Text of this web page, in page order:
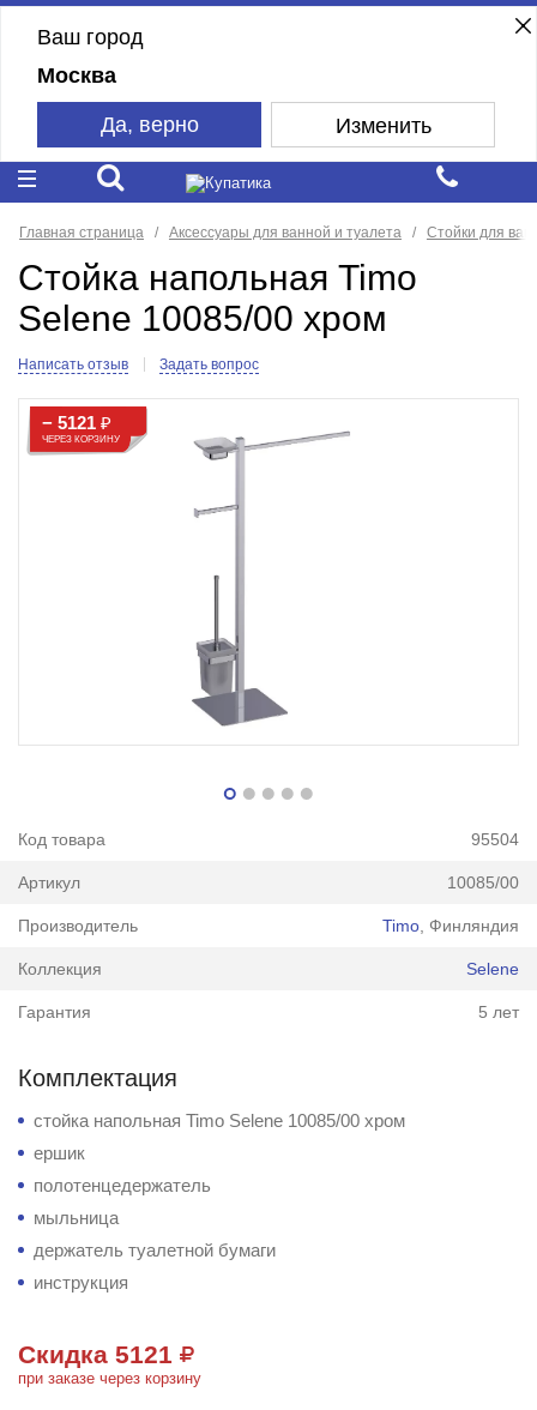
Ваш город
Москва
Да, верно Изменить
Главная страница Аксессуары для ванной и туалета Стойки для
Стойка напольная Timo
Selene 10085/00 хром
Написать отзыв Задать вопрос
− 5121₽
ЧЕРЕЗ КОРЗИНУ
Код товара 95504
Артикул 10085/00
Производитель Timo , Финляндия
Коллекция Selene
Гарантия 5 лет
Комплектация
стойка напольная Timo Selene 10085/00 хром
ершик
полотенцедержатель
мыльница
держатель туалетной бумаги
инструкция
Скидка 5121
при заказе через корзину